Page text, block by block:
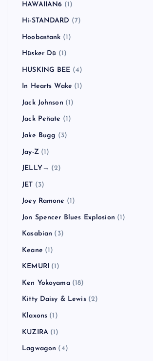
HAWAIIAN6 (1)
Hi-STANDARD (7)
Hoobastank (1)
Hüsker Dü (1)
HUSKING BEE (4)
In Hearts Wake (1)
Jack Johnson (1)
Jack Peñate (1)
Jake Bugg (3)
Jay-Z(1)
JELLY→ (2)
JET (3)
Joey Ramone (1)
Jon Spencer Blues Explosion (1)
Kasabian (3)
Keane (1)
KEMURI (1)
Ken Yokoyama(18)
Kitty Daisy & Lewis(2)
Klaxons (1)
KUZIRA(1)
Lagwagon (4)